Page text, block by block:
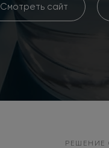
Смотреть сайт
РЕШЕНИЕ